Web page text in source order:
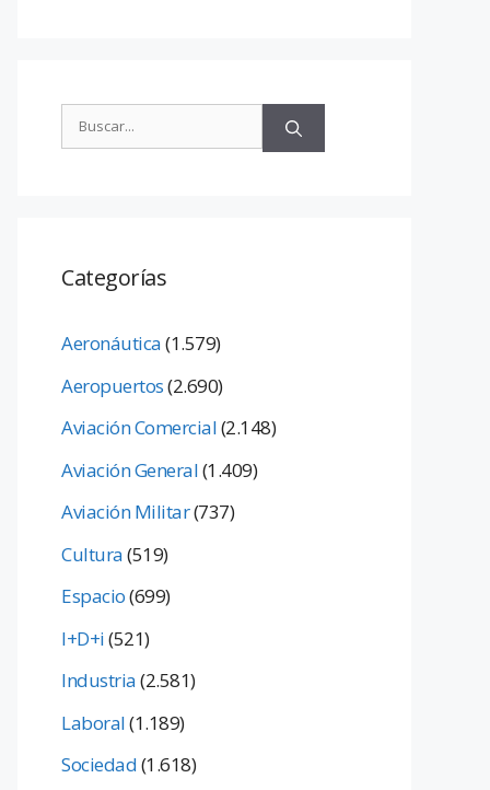
Categorías
Aeronáutica(1.579)
Aeropuertos(2.690)
Aviación Comercial(2.148)
Aviación General(1.409)
Aviación Militar(737)
Cultura(519)
Espacio(699)
I+D+i(521)
Industria(2.581)
Laboral(1.189)
Sociedad(1.618)